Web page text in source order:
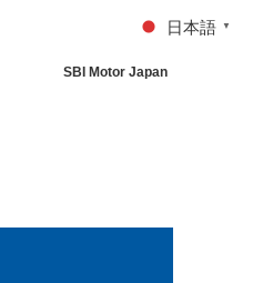
SBI Motor Japan
日本語 ▼